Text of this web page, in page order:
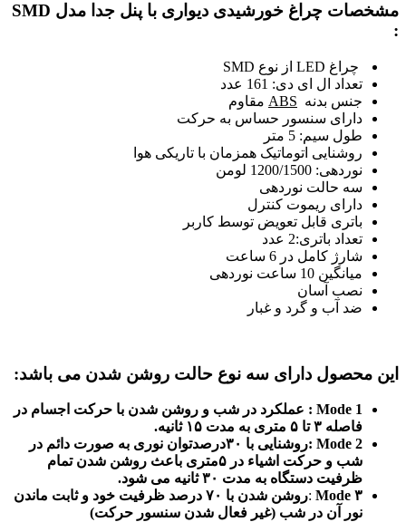
مشخصات چراغ خورشیدی دیواری با پنل جدا مدل SMD
:
چراغ LED از نوع SMD
تعداد ال ای دی: 161 عدد
جنس بدنه ABS مقاوم
دارای سنسور حساس به حرکت
طول سیم: 5 متر
روشنایی اتوماتیک همزمان با تاریکی هوا
نوردهی: 1200/1500 لومن
سه حالت نوردهی
دارای ریموت کنترل
باتری قابل تعویض توسط کاربر
تعداد باتری:2 عدد
شارژ کامل در 6 ساعت
میانگین 10 ساعت نوردهی
نصب آسان
ضد آب و گرد و غبار
این محصول دارای سه نوع حالت روشن شدن می باشد:
Mode 1 : عملکرد در شب و روشن شدن با حرکت اجسام در
فاصله ۳ تا ۵ متری به مدت ۱۵ ثانیه.
Mode 2 :روشنایی با ۳۰درصدتوان نوری به صورت دائم در
شب و حرکت اشیاء در ۵متری باعث روشن شدن تمام
ظرفیت دستگاه به مدت ۳۰ ثانیه می شود.
Mode ۳ :
روشن شدن با ۷۰ درصد ظرفیت خود و ثابت ماندن
نور آن در شب (غیر فعال شدن سنسور حرکت)